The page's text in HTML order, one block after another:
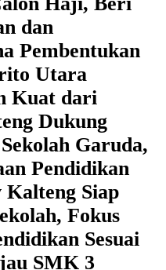
dan
Pembentukan
Utara
Kuat dari
Dukung
Garuda,
Pendidikan
Kalteng Siap
Fokus
Sesuai
SMK 3